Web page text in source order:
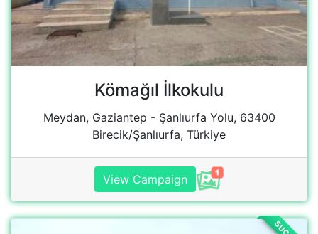
SUCCESS
Yayıkçukur ilkokulu